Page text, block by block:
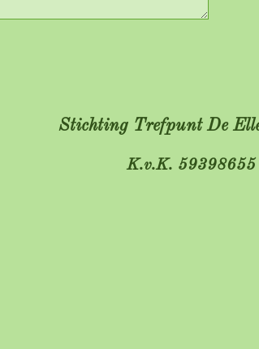
Stichting Trefpunt De
K.v.K.